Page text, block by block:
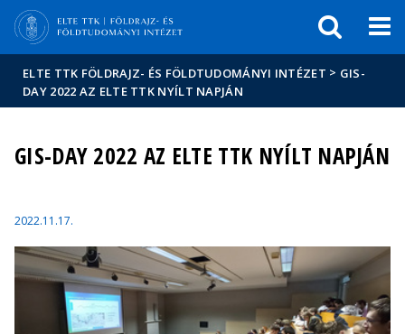
Hírek
Események
ELTE a
sajtóban
ELTE TTK FÖLDRAJZ- ÉS FÖLDTUDOMÁNYI INTÉZET > GIS-
DAY 2022 AZ ELTE TTK NYÍLT NAPJÁN
GIS-DAY 2022 AZ ELTE TTK NYÍLT NAPJÁN
2022.11.17.